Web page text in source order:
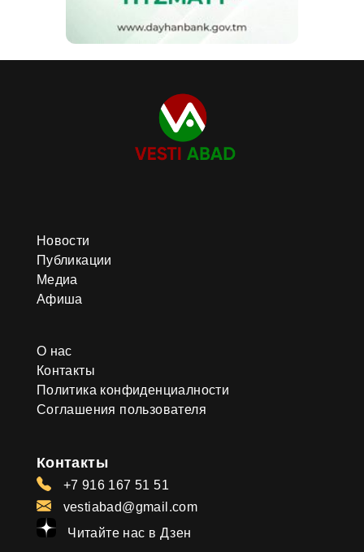
Новости
Публикации
Медиа
Афиша
О нас
Контакты
Политика конфиденциалности
Соглашения пользователя
Контакты
+7 916 167 51 51
vestiabad@gmail.com
Читайте нас в Дзен